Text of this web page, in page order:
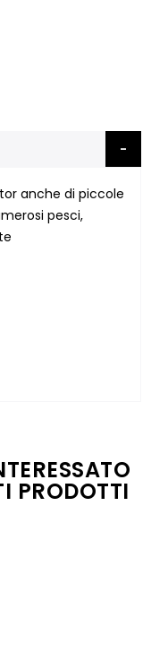
anche di piccole
pesci,
PRODOTTI